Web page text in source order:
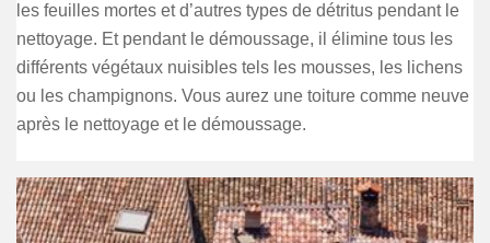
les feuilles mortes et d’autres types de détritus pendant le
nettoyage. Et pendant le démoussage, il élimine tous les
différents végétaux nuisibles tels les mousses, les lichens
ou les champignons. Vous aurez une toiture comme neuve
après le nettoyage et le démoussage.